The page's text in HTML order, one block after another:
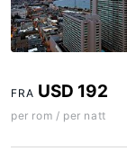
FRA USD 192
per rom / per natt